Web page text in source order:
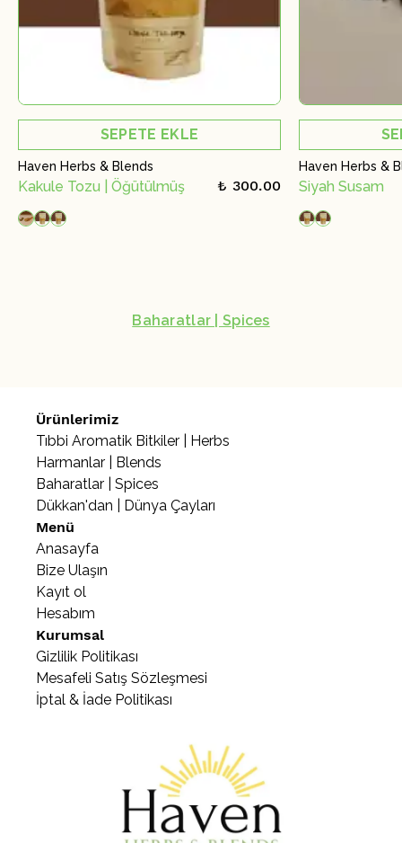
SEPETE EKLE
Haven Herbs & Blends
Kakule Tozu | Öğütülmüş ₺ 300.00
Haven Herbs &
Siyah Susam
Baharatlar | Spices
Ürünlerimiz
Tıbbi Aromatik Bitkiler | Herbs
Harmanlar | Blends
Baharatlar | Spices
Dükkan'dan | Dünya Çayları
Menü
Anasayfa
Bize Ulaşın
Kayıt ol
Hesabım
Kurumsal
Gizlilik Politikası
Mesafeli Satış Sözleşmesi
İptal & İade Politikası